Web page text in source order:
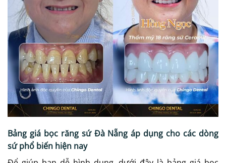
Bảng giá bọc răng sứ Đà Nẵng áp dụng cho các dòng
sứ phổ biến hiện nay